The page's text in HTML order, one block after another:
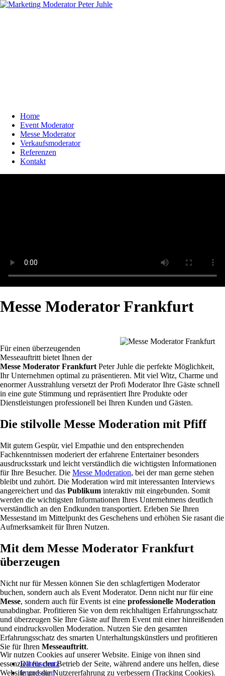
Home
Event Moderator
Messe Moderator
Verkaufsmoderator
Referenzen
Kontakt
Messe Moderator Frankfurt
Für einen überzeugenden
Messeauftritt bietet Ihnen der
Messe Moderator Frankfurt Peter Juhle die perfekte Möglichkeit,
Ihr Unternehmen optimal zu präsentieren. Mit viel Witz, Charme und
enormer Ausstrahlung versetzt der Profi Moderator Ihre Gäste schnell
in eine gute Stimmung und repräsentiert Ihre Produkte oder
Dienstleistungen professionell bei Ihren Kunden und Gästen.
Die stilvolle Messe Moderation mit Pfiff
Mit gutem Gespür, viel Empathie und den entsprechenden
Fachkenntnissen moderiert der erfahrene Entertainer besonders
ausdrucksstark und leicht verständlich die wichtigsten Informationen
für Ihre Besucher. Die Messe Moderation, bei der man gerne stehen
bleibt und zuhört. Die Moderation wird mit interessanten Interviews
angereichert und das Publikum interaktiv mit eingebunden. Somit
werden die wichtigsten Informationen Ihres Unternehmens deutlich
verständlich an den Endkunden transportiert. Erleben Sie Ihren
Messestand im Mittelpunkt des Geschehens und erhöhen Sie rasant die
Aufmerksamkeit für Ihren Nutzen.
Mit dem Messe Moderator Frankfurt
überzeugen
Nicht nur für Messen können Sie den schlagfertigen Moderator
buchen, sondern auch als Event Moderator. Denn nicht nur für eine
Messe, sondern auch für Events ist eine professionelle Moderation
unabdingbar. Profitieren Sie von dem reichhaltigen Erfahrungsschatz
und überzeugen Sie Ihre Gäste auf Ihrem Event mit einer hinreißenden
und eindrucksvollen Moderation. Nutzen Sie den gesamten
Erfahrungsschatz des smarten Unterhaltungskünstlers und profitieren
Sie für Ihren Messeauftritt.
Datenschutz
Impressum
Wir nutzen Cookies auf unserer Website. Einige von ihnen sind
essenziell für den Betrieb der Seite, während andere uns helfen, diese
Website und die Nutzererfahrung zu verbessern (Tracking Cookies).